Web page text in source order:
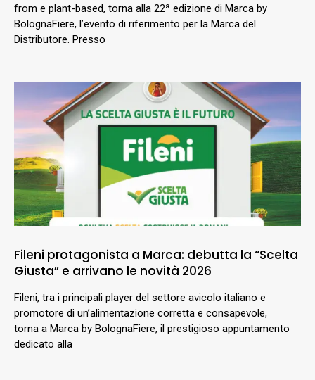
from e plant-based, torna alla 22ª edizione di Marca by
BolognaFiere, l’evento di riferimento per la Marca del
Distributore. Presso
Fileni protagonista a Marca: debutta la “Scelta
Giusta” e arrivano le novità 2026
Fileni, tra i principali player del settore avicolo italiano e
promotore di un’alimentazione corretta e consapevole,
torna a Marca by BolognaFiere, il prestigioso appuntamento
dedicato alla